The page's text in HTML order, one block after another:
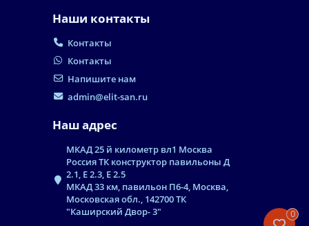
Наши контакты
Контакты
Контакты
Напишите нам
admin@elit-san.ru
Наш адрес
МКАД 25 й километр вл1 Москва
Россия ТК конструктор павильоны Д
2.1, Е 2.3, Е 2.5
МКАД 33 км, павильон П6-4, Москва,
Московская обл., 142700 ТК
"Каширский Двор- 3"
0